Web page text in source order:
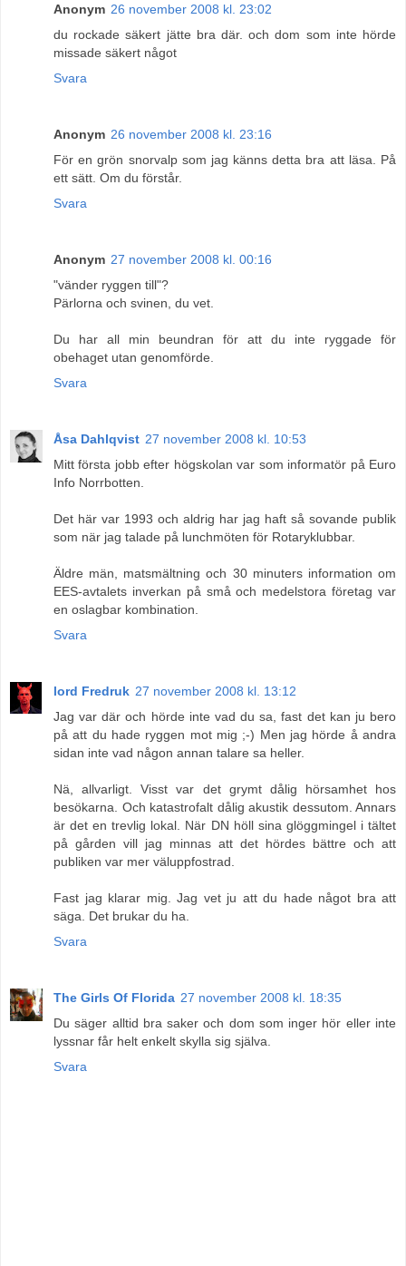
Anonym 26 november 2008 kl. 23:02
du rockade säkert jätte bra där. och dom som inte hörde
missade säkert något
Svara
Anonym 26 november 2008 kl. 23:16
För en grön snorvalp som jag känns detta bra att läsa. På
ett sätt. Om du förstår.
Svara
Anonym 27 november 2008 kl. 00:16
"vänder ryggen till"?
Pärlorna och svinen, du vet.
Du har all min beundran för att du inte ryggade för
obehaget utan genomförde.
Svara
Åsa Dahlqvist 27 november 2008 kl. 10:53
Mitt första jobb efter högskolan var som informatör på Euro
Info Norrbotten.
Det här var 1993 och aldrig har jag haft så sovande publik
som när jag talade på lunchmöten för Rotaryklubbar.
Äldre män, matsmältning och 30 minuters information om
EES-avtalets inverkan på små och medelstora företag var
en oslagbar kombination.
Svara
lord Fredruk 27 november 2008 kl. 13:12
Jag var där och hörde inte vad du sa, fast det kan ju bero
på att du hade ryggen mot mig ;-) Men jag hörde å andra
sidan inte vad någon annan talare sa heller.
Nä, allvarligt. Visst var det grymt dålig hörsamhet hos
besökarna. Och katastrofalt dålig akustik dessutom. Annars
är det en trevlig lokal. När DN höll sina glöggmingel i tältet
på gården vill jag minnas att det hördes bättre och att
publiken var mer väluppfostrad.
Fast jag klarar mig. Jag vet ju att du hade något bra att
säga. Det brukar du ha.
Svara
The Girls Of Florida 27 november 2008 kl. 18:35
Du säger alltid bra saker och dom som inger hör eller inte
lyssnar får helt enkelt skylla sig själva.
Svara